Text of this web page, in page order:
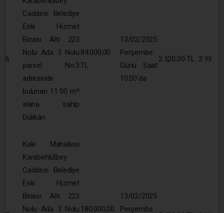
6
Caddesi Belediye
Eski Hizmet
Binası Altı 223
Nolu Ada 3 Nolu
parsel No:3
adresinde
bulunan 11.00 m²
alana sahip
Dükkân
84.000,00
TL
13/02/2025
Perşembe
Günü Saat
10:00’da
2.520,00 TL 3 Yıl
Kale Mahallesi
Karabehlülbey
Caddesi Belediye
Eski Hizmet
Binası Altı 223
Nolu Ada 3 Nolu 180.000,00
13/02/2025
Perşembe